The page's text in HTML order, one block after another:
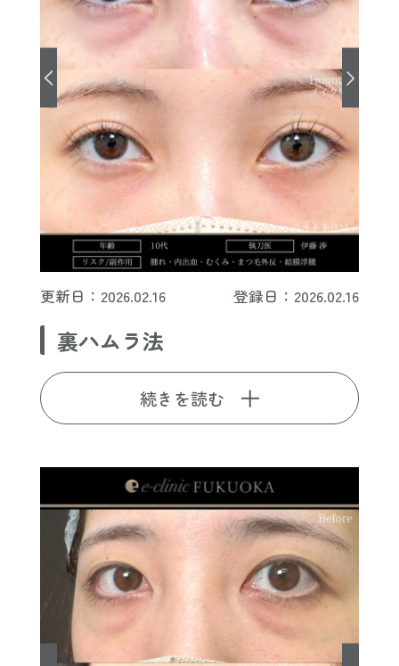
更新日：2026.02.16 登録日：2026.02.16
裏ハムラ法
続きを読む